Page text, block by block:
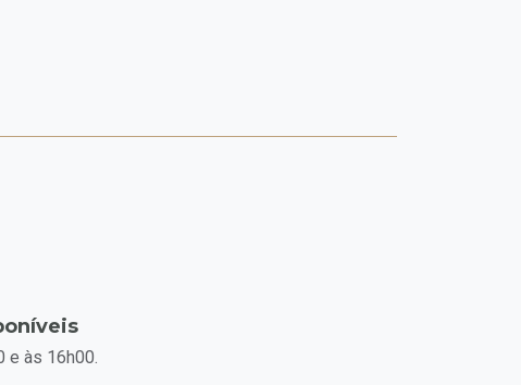
e às 16h00.